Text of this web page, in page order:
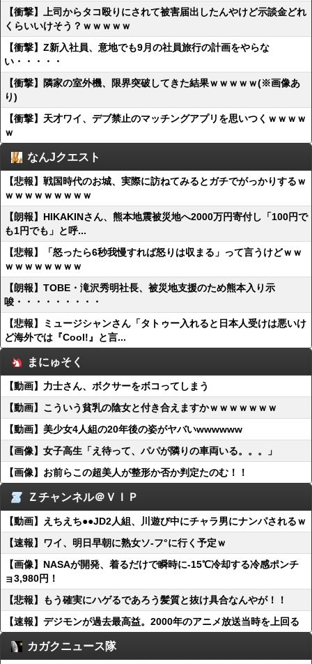
【衝撃】上司からタコ殴りにされて被害届出したんやけど示談金どれ
くらいいけそう？ｗｗｗｗｗ
【衝撃】Z新入社員、意地でも9月の社員旅行の計画をやらな
い・・・・・
【衝撃】隣家の室外機、限界突破してきた結果ｗｗｗｗｗ(※画像あ
り)
【衝撃】天才ワイ、デブ禁止のマッチングアプリを思いつくｗｗｗｗ
ｗ
なんJクエスト
【悲報】戦国時代のお城、実際に訪ねてみるとガチでがっかりするｗ
ｗｗｗｗｗｗｗｗｗ
【朗報】HIKAKINさん、熊本地震被災地へ2000万円寄付し「100円で
も1円でも」と呼...
【悲報】「怒ったら6秒我慢すれば怒りは収まる」って言うけどｗｗ
ｗｗｗｗｗｗｗｗ
【朗報】TOBE・滝沢秀明社長、被災地支援のため熊本入り示
唆・・・・・・・・・
【悲報】ミュージシャンさん「タトゥー入れると日本人受けは悪いけ
ど海外では『Cool!』と言...
まにゅそく
【動画】力士さん、ボクサーをボコってしまう
【動画】こういう貧乳の陰女と付き合えますかｗｗｗｗｗｗｗ
【動画】美少女4人組の20年後の姿がヤバいwwwwww
【画像】女子高生「え待って、パパが隣りの車両いる。。。」
【画像】お前らこの超美人が整形か否か判定たのむ！！
Ｚチャンネル＠ＶＩＰ
【動画】えちえち●●JD2人組、川遊び中にチャラ男にナンパされるｗ
【速報】ワイ、明日早朝に熟女ソ-フ°に行く予定ｗ
【画像】NASAが開発、着るだけで瞬時に-15℃冷却する冷感ポンチ
ョ3,980円！
【悲報】もう確実にハゲるであろう髪質と抜け具合なんやが！！
【速報】デジモンが過去最高益。2000年のアニメ放送当時を上回る
カガクニュース隊